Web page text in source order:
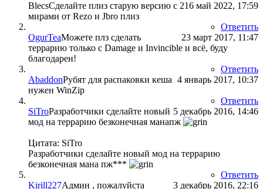
Blecs 16 май 2022, 17:59
Сделайте плиз старую версию с 2
мирами от Rezo и Jbro плиз
Ответить
OgurTea
23 март 2017, 11:47
Можете плз сделать
террарию только с Damage и Invincible и всё, буду
благодарен!
Ответить
Abaddon
4 январь 2017, 10:37
Рубят для распаковки кеша
нужен WinZip
Ответить
SiTro
5 декабрь 2016, 14:46
Разработчики сделайте новый
мод на террарию безконечная манапж
Цитата: SiTro
Разработчики сделайте новый мод на террарию
безконечная мана пж***
Ответить
Kirill227
3 декабрь 2016, 22:16
Админ , пожалуйста